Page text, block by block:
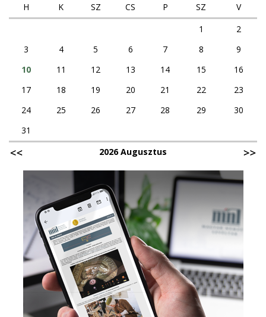
H
K SZ CS P SZ
V
1
2
3
4 5 6 7 8
9
10
11 12 13 14 15
16
17
18 19 20 21 22
23
24
25 26 27 28 29
30
31
2026 Augusztus